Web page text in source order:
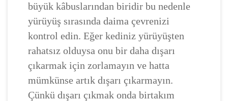
büyük kâbuslarından biridir bu nedenle
yürüyüş sırasında daima çevrenizi
kontrol edin. Eğer kediniz yürüyüşten
rahatsız olduysa onu bir daha dışarı
çıkarmak için zorlamayın ve hatta
mümkünse artık dışarı çıkarmayın.
Çünkü dışarı çıkmak onda birtakım